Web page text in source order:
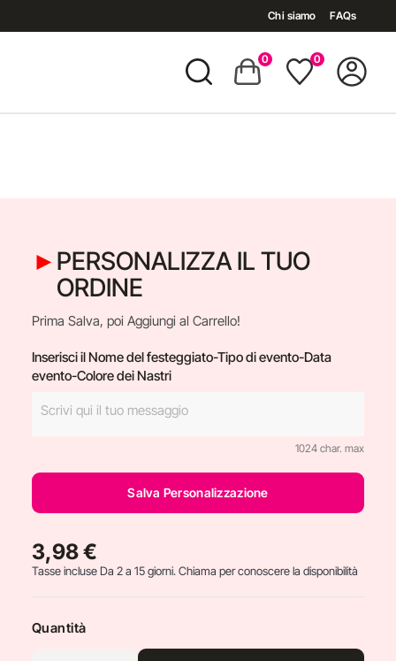
Chi siamo FAQs
0 0
PERSONALIZZA IL TUO
ORDINE
Prima Salva, poi Aggiungi al Carrello!
Inserisci il Nome del festeggiato-Tipo di evento-Data
evento-Colore dei Nastri
1024 char. max
Salva Personalizzazione
3,98 €
Tasse incluseDa 2 a 15 giorni. Chiama per conoscere la disponibilità
Quantità